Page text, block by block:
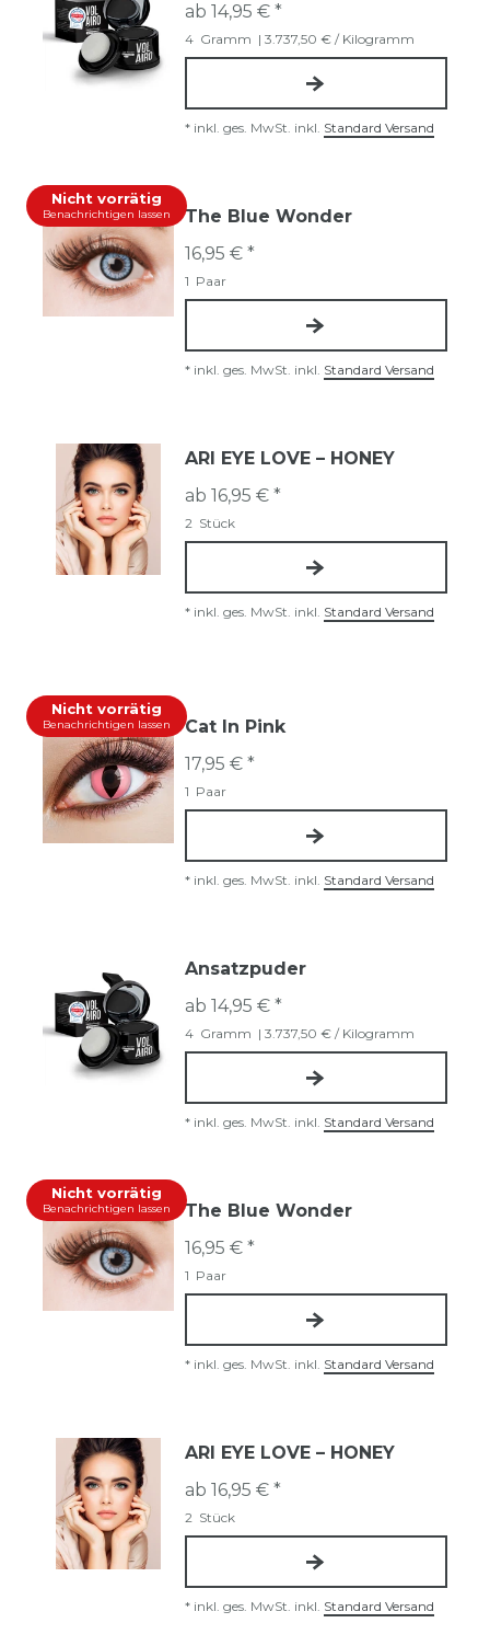
ab 14,95 € *
4 Gramm | 3.737,50 € / Kilogramm
* inkl. ges. MwSt. inkl. Standard Versand
Nicht vorrätig
Benachrichtigen lassen
The Blue Wonder
16,95 € *
1 Paar
* inkl. ges. MwSt. inkl. Standard Versand
ARI EYE LOVE – HONEY
ab 16,95 € *
2 Stück
* inkl. ges. MwSt. inkl. Standard Versand
Nicht vorrätig
Benachrichtigen lassen
Cat In Pink
17,95 € *
1 Paar
* inkl. ges. MwSt. inkl. Standard Versand
Ansatzpuder
ab 14,95 € *
4 Gramm | 3.737,50 € / Kilogramm
* inkl. ges. MwSt. inkl. Standard Versand
Nicht vorrätig
Benachrichtigen lassen
The Blue Wonder
16,95 € *
1 Paar
* inkl. ges. MwSt. inkl. Standard Versand
ARI EYE LOVE – HONEY
ab 16,95 € *
2 Stück
* inkl. ges. MwSt. inkl. Standard Versand